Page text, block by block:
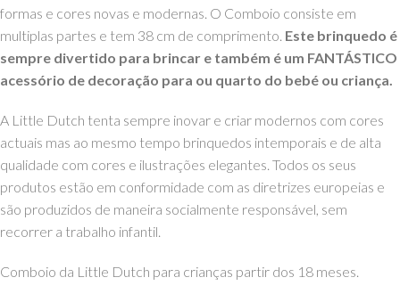
formas e cores novas e modernas. O Comboio consiste em
multiplas partes e tem 38 cm de comprimento. Este brinquedo é
sempre divertido para brincar e também é um FANTÁSTICO
acessório de decoração para ou quarto do bebé ou criança.
A Little Dutch tenta sempre inovar e criar modernos com cores
actuais mas ao mesmo tempo brinquedos intemporais e de alta
qualidade com cores e ilustrações elegantes. Todos os seus
produtos estão em conformidade com as diretrizes europeias e
são produzidos de maneira socialmente responsável, sem
recorrer a trabalho infantil.
Comboio da Little Dutch para crianças partir dos 18 meses.